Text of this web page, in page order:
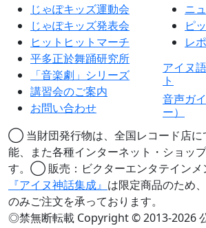
じゃぽキッズ運動会
じゃぽキッズ発表会
ヒットヒットマーチ
平多正於舞踊研究所
「音楽劇」シリーズ
講習会のご案内
お問い合わせ
ニ
ピ
レ
アイヌ
ト
音声ガ
ー）
◯ 当財団発行物は、全国レコード店に
能、また各種インターネット・ショッ
す。◯ 販売：ビクターエンタテイン
『アイヌ神話集成』 は限定商品のため
のみご注文を承っております。
◎禁無断転載 Copyright © 2013-2026